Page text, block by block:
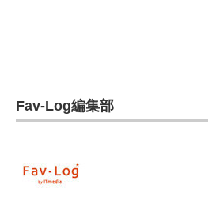
Fav-Log編集部